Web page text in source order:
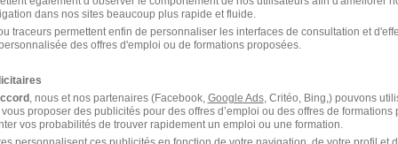
vous soyez un homme ou une femme
en tant qu’aviateur
sur base pour les nouveaux engagés
recrutement
dans nos sites beaucoup plus rapide et fluide.
traceurs permettent enfin de personnaliser les interfaces de consultation et
des offres d'emploi ou de formations proposées.
, nous et nos partenaires (Facebook, Google Ads, Critéo, Bing,) pouvons
proposer des publicités pour des offres d’emploi ou des offres de formations
vos probabilités de trouver rapidement un emploi ou une formation.